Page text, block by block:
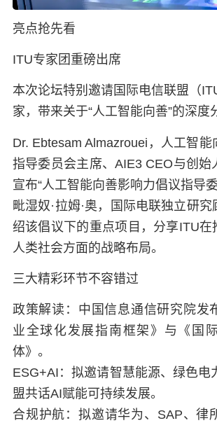
亮点抢先看
ITU专家团重磅出席
本次论坛特别邀请国际电信联盟（
家，带来关于“人工智能向善”的深度
Dr. Ebtesam Almazrouei ，人工智能
指导委员会主席、AIE3 CEO与创始
宣布“人工智能向善影响力倡议指导委
毗湿奴·拉姆·奥 ，国际电联独立研
绍该倡议下的重点项目，分享ITU在
人类社会方面的战略布局。
三大精彩环节不容错过
政策解读： 中国信息通信研究院发
业全球化发展指南框架》与《国
体》。
ESG+AI：拟邀请智慧能源、绿色电
盟共话AI赋能可持续发展。
合规护航： 拟邀请华为、SAP、律